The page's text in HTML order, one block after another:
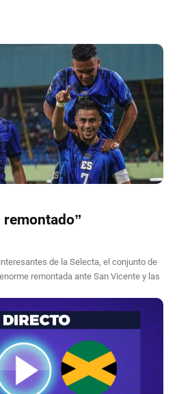
de la Selecta, el conjunto de
remontada ante San Vicente y las